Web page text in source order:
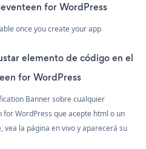
for WordPress
once you create your app
elemento de código en el
for WordPress
Banner sobre cualquier
for WordPress que acepte html o un
vea la página en vivo y aparecerá su